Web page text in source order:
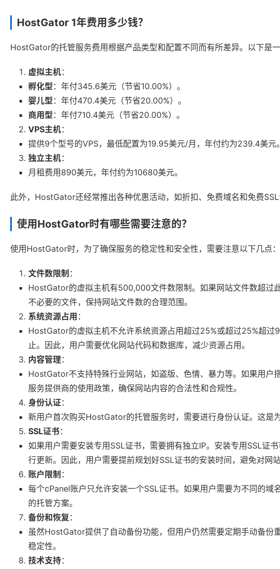
HostGator 1年费用多少钱？
HostGator的托管服务费用根据产品类型和配置不同而有所差异。以下是一
虚拟主机：
孵化型：年付345.6美元（节省10.00%）。
婴儿型：年付470.4美元（节省20.00%）。
商用型：年付710.4美元（节省20.00%）。
VPS主机：
提供9个型号的VPS，最低配置为19.95美元/月，年付约为239.4美元。
独立主机：
月租费用890美元，年付约为10680美元。
此外，HostGator还经常推出各种优惠活动，如折扣、免费域名和免费
使用HostGator时有哪些需要注意的？
使用HostGator时，为了确保服务的稳定性和安全性，需要注意以下几点：
文件数限制 ：
HostGator的虚拟主机有500,000文件数限制。如果网站文件数超过
不必要的文件，保持网站文件数的合理范围。
系统资源占用 ：
HostGator的虚拟主机不允许系统资源占用超过25%或超过25%超
止。因此，用户需要优化网站代码和数据库，减少资源占用。
内容管理 ：
HostGator不支持特殊行业网站，如盗版、色情、暴力等。如果用户
服务提供商的使用政策，确保网站内容的合法性和合规性。
身份认证：
新用户首次购买HostGator的托管服务时，需要进行身份认证。这是
SSL证书：
如果用户需要安装专用SSL证书，需要拥有独立IP。安装专用SSL证
行更新。因此，用户需要提前规划好SSL证书的安装时间，避免对网站
账户限制 ：
每个cPanel账户只允许安装一个SSL证书。如果用户需要为不同的
的托管方案。
备份和恢复 ：
虽然HostGator提供了自动备份功能，但用户仍然需要定期手动备
稳定性。
技术支持：